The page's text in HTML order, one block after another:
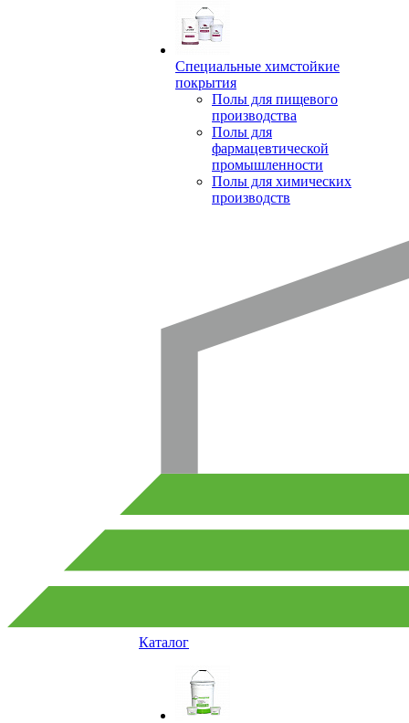
Специальные химстойкие
покрытия
Полы для пищевого
производства
Полы для
фармацевтической
промышленности
Полы для химических
производств
Каталог